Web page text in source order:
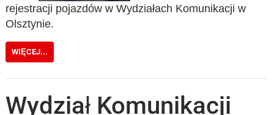
rejestracji pojazdów w Wydziałach Komunikacji w
Olsztynie.
WIĘCEJ...
Wydział Komunikacji